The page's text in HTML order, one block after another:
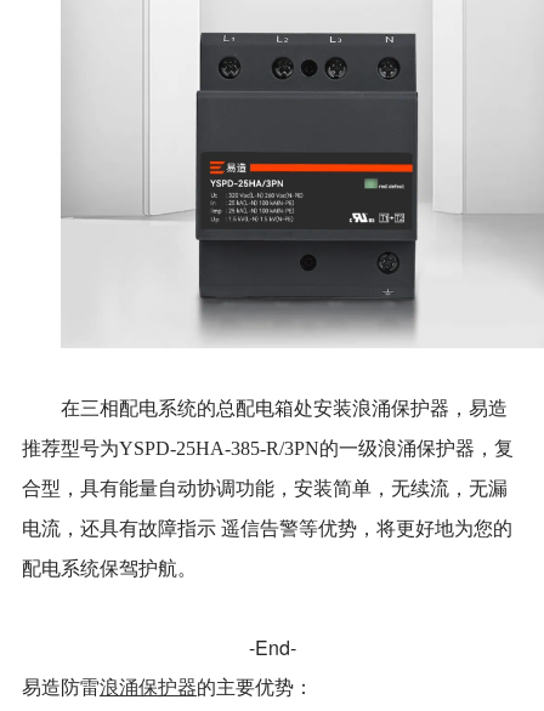
在三相配电系统的总配电箱处安装浪涌保护器，易造
推荐型号为YSPD-25HA-385-R/3PN的一级浪涌保护器，复
合型，具有能量自动协调功能，安装简单，无续流，无漏
电流，还具有故障指示 遥信告警等优势，将更好地为您的
配电系统保驾护航。
-End-
易造防雷浪涌保护器的主要优势：